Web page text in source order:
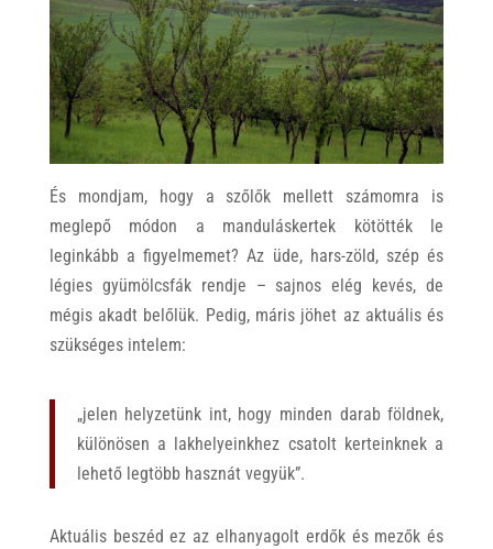
És mondjam, hogy a szőlők mellett számomra is
meglepő módon a manduláskertek kötötték le
leginkább a figyelmemet? Az üde, hars-zöld, szép és
légies gyümölcsfák rendje – sajnos elég kevés, de
mégis akadt belőlük. Pedig, máris jöhet az aktuális és
szükséges intelem:
„jelen helyzetünk int, hogy minden darab földnek,
különösen a lakhelyeinkhez csatolt kerteinknek a
lehető legtöbb hasznát vegyük”.
Aktuális beszéd ez az elhanyagolt erdők és mezők és